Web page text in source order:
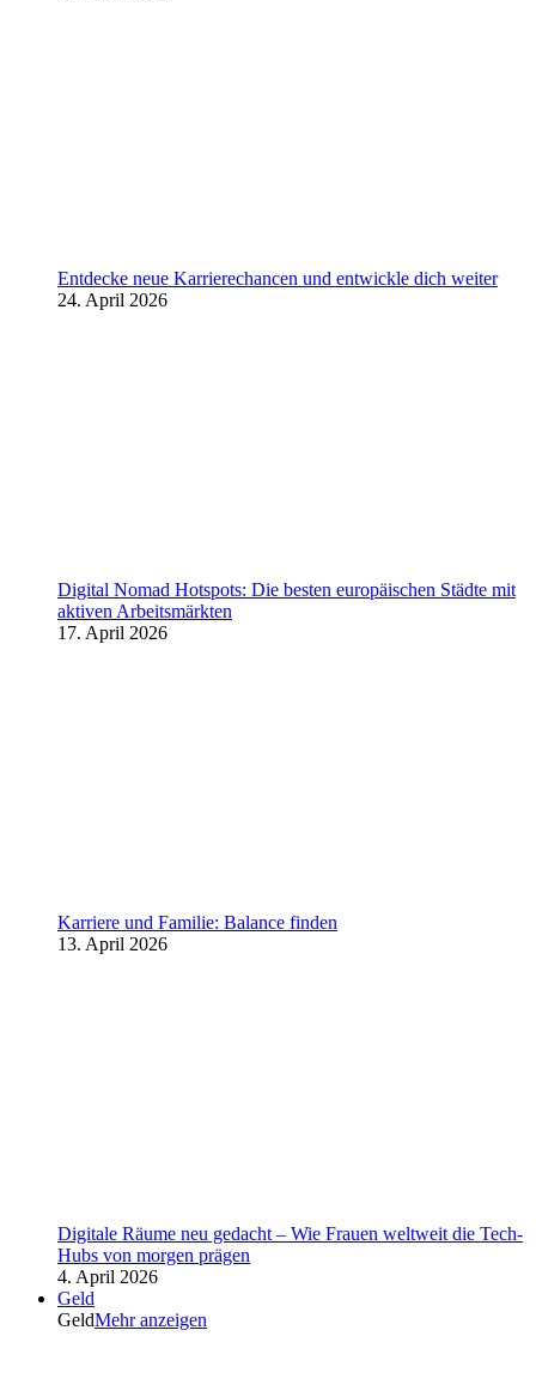
Entdecke neue Karrierechancen und entwickle dich weiter
24. April 2026
Digital Nomad Hotspots: Die besten europäischen Städte mit
aktiven Arbeitsmärkten
17. April 2026
Karriere und Familie: Balance finden
13. April 2026
Digitale Räume neu gedacht – Wie Frauen weltweit die Tech-
Hubs von morgen prägen
4. April 2026
Geld
GeldMehr anzeigen